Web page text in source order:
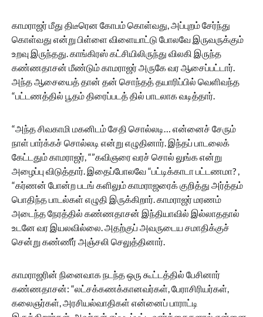
காமராஜர் மீது திடீரென கோபம் கொள்வது, அப்புறம் சேர்ந்து
கொள்வது என்று பிள்ளை விளையாட்டு போலவே இருவருக்கும்
உறவு இருந்தது. காங்கிரஸ் கட்சியிலிருந்து விலகி இருந்த
கண்ணதாசன் மீண்டும் காமராஜர் அருகே வர ஆசைப்பட்டார்.
அந்த ஆசையைத் தான் தன் சொந்தத் தயாரிப்பில் வெளிவந்த
“பட்டணத்தில் பூதம் திரைப்படத் தில் பாடலாக வடித்தார்.
“அந்த சிவகாமி மகனிடம் சேதி சொல்லடி… என்னைச் சேரும்
நாள் பார்க்கச் சொல்லடி என்று எழுதினார். இந்தப் பாடலைக்
கேட்டதும் காமராஜர், “”கவிஞரை வரச் சொல் லுங்க என்று
அழைப்பு விடுத்தார். இதைப்போலவே “பட்டிக்காடா பட்டணமா? ,
“கர்ணன் போன்ற படங் களிலும் காமராஜரைக் குறித்து அர்த்தம்
பொதிந்த பாடல்கள் எழுதி இருக்கிறார். காமராஜர் மரணம்
அடைந்த நேரத்தில் கண்ணதாசன் இந்தியாவில் இல்லாததால்
உடனே வர இயலவில்லை. அதற்குப் அவருடைய சமாதிக்குச்
சென்று கண்ணீர் அஞ்சலி செலுத்தினார்.
காமராஜரின் நினைவாக நடந்த ஒரு கூட்டத்தில் பேசினார்
கண்ணதாசன்: “லட்சக்கணக்கானவர்கள், பேராசிரியர்கள்,
கலைஞர்கள், அரசியல்வாதிகள் என்னைப் பாராட்டி